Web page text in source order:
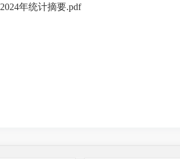
2024年统计摘要.pdf